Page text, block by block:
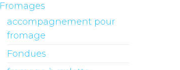
Fromages
accompagnement pour
fromage
Fondues